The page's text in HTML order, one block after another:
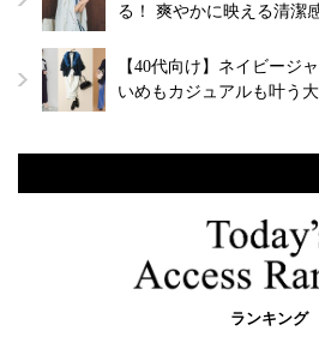
る！ 爽やかに映える清潔
【40代向け】ネイビージ
いめもカジュアルも叶う
ランキング